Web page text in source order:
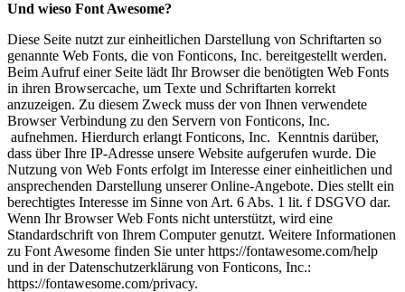
Und wieso Font Awesome?
Diese Seite nutzt zur einheitlichen Darstellung von Schriftarten so
genannte Web Fonts, die von Fonticons, Inc. bereitgestellt werden.
Beim Aufruf einer Seite lädt Ihr Browser die benötigten Web Fonts
in ihren Browsercache, um Texte und Schriftarten korrekt
anzuzeigen. Zu diesem Zweck muss der von Ihnen verwendete
Browser Verbindung zu den Servern von Fonticons, Inc.
aufnehmen. Hierdurch erlangt Fonticons, Inc. Kenntnis darüber,
dass über Ihre IP-Adresse unsere Website aufgerufen wurde. Die
Nutzung von Web Fonts erfolgt im Interesse einer einheitlichen und
ansprechenden Darstellung unserer Online-Angebote. Dies stellt ein
berechtigtes Interesse im Sinne von Art. 6 Abs. 1 lit. f DSGVO dar.
Wenn Ihr Browser Web Fonts nicht unterstützt, wird eine
Standardschrift von Ihrem Computer genutzt. Weitere Informationen
zu Font Awesome finden Sie unter https://fontawesome.com/help
und in der Datenschutzerklärung von Fonticons, Inc.:
https://fontawesome.com/privacy.